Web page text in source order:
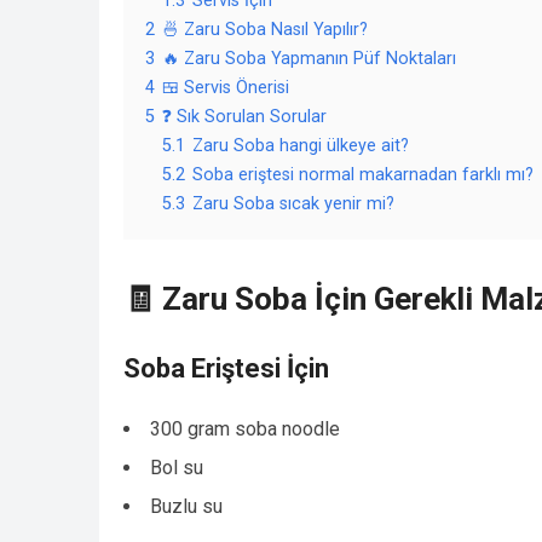
2 🍜 Zaru Soba Nasıl Yapılır?
3 🔥 Zaru Soba Yapmanın Püf Noktaları
4 🍱 Servis Önerisi
5 ❓ Sık Sorulan Sorular
5.1 Zaru Soba hangi ülkeye ait?
5.2 Soba eriştesi normal makarnadan farklı mı?
5.3 Zaru Soba sıcak yenir mi?
🧾 Zaru Soba İçin Gerekli
Soba Eriştesi İçin
300 gram soba noodle
Bol su
Buzlu su